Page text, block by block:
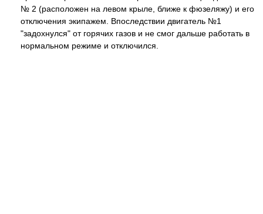
№ 2 (расположен на левом крыле, ближе к фюзеляжу) и его
отключения экипажем. Впоследствии двигатель №1
"задохнулся" от горячих газов и не смог дальше работать в
нормальном режиме и отключился.